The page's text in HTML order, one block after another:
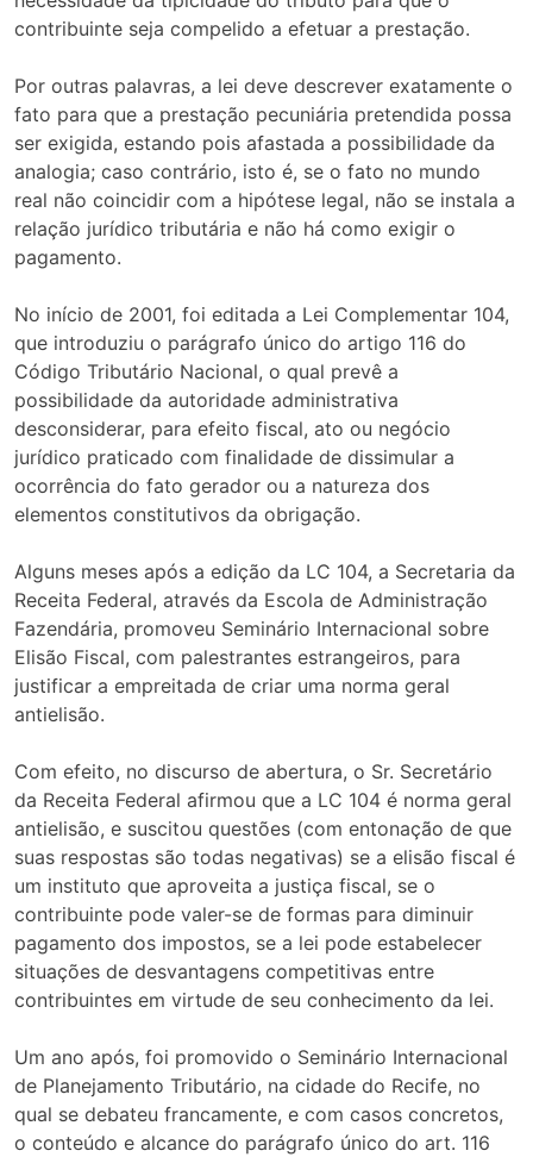
contribuinte seja compelido a efetuar a prestação.
Por outras palavras, a lei deve descrever exatamente o
fato para que a prestação pecuniária pretendida possa
ser exigida, estando pois afastada a possibilidade da
analogia; caso contrário, isto é, se o fato no mundo
real não coincidir com a hipótese legal, não se instala a
relação jurídico tributária e não há como exigir o
pagamento.
No início de 2001, foi editada a Lei Complementar 104,
que introduziu o parágrafo único do artigo 116 do
Código Tributário Nacional, o qual prevê a
possibilidade da autoridade administrativa
desconsiderar, para efeito fiscal, ato ou negócio
jurídico praticado com finalidade de dissimular a
ocorrência do fato gerador ou a natureza dos
elementos constitutivos da obrigação.
Alguns meses após a edição da LC 104, a Secretaria da
Receita Federal, através da Escola de Administração
Fazendária, promoveu Seminário Internacional sobre
Elisão Fiscal, com palestrantes estrangeiros, para
justificar a empreitada de criar uma norma geral
antielisão.
Com efeito, no discurso de abertura, o Sr. Secretário
da Receita Federal afirmou que a LC 104 é norma geral
antielisão, e suscitou questões (com entonação de que
suas respostas são todas negativas) se a elisão fiscal é
um instituto que aproveita a justiça fiscal, se o
contribuinte pode valer-se de formas para diminuir
pagamento dos impostos, se a lei pode estabelecer
situações de desvantagens competitivas entre
contribuintes em virtude de seu conhecimento da lei.
Um ano após, foi promovido o Seminário Internacional
de Planejamento Tributário, na cidade do Recife, no
qual se debateu francamente, e com casos concretos,
o conteúdo e alcance do parágrafo único do art. 116